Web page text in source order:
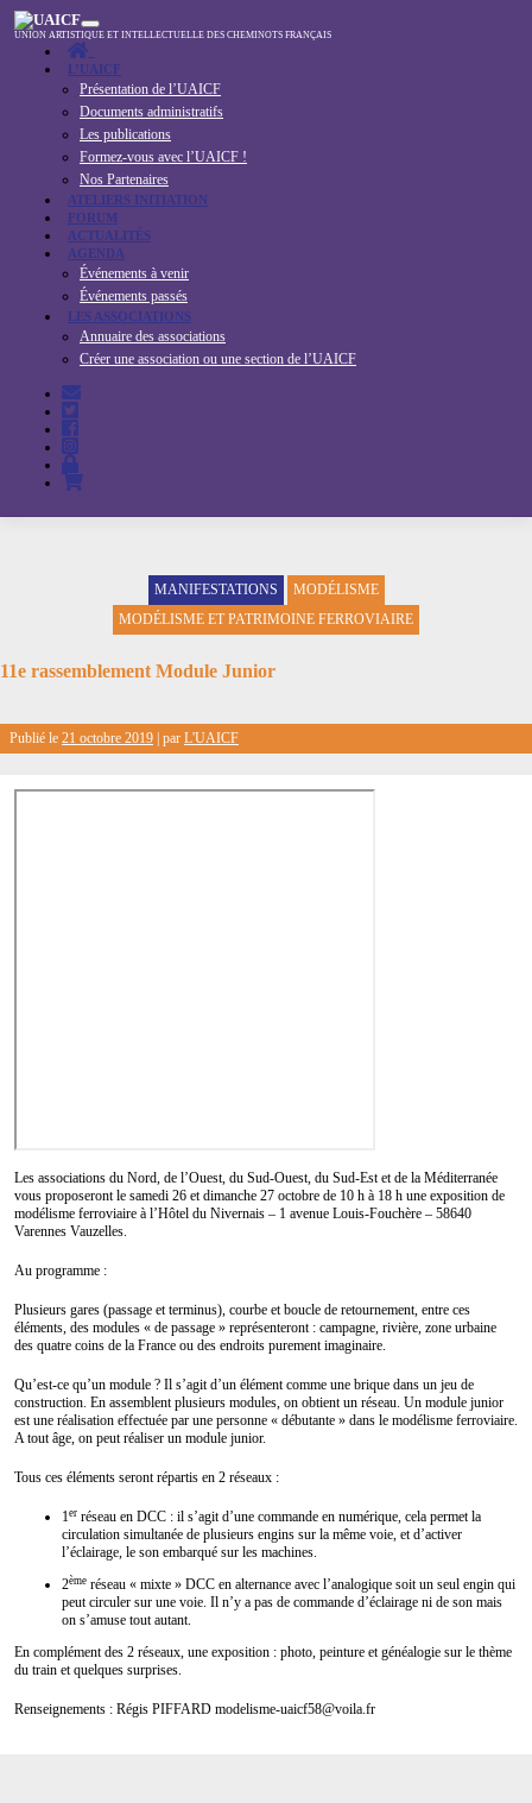
Skip
content
UNION ARTISTIQUE ET INTELLECTUELLE DES CHEMINOTS FRANÇAIS
L’UAICF
Présentation de l’UAICF
Documents administratifs
Les publications
Formez-vous avec l’UAICF !
Nos Partenaires
ATELIERS INITIATION
FORUM
ACTUALITÉS
AGENDA
Événements à venir
Événements passés
LES ASSOCIATIONS
Annuaire des associations
Créer une association ou une section de l’UAICF
MANIFESTATIONS
MODÉLISME
MODÉLISME ET PATRIMOINE FERROVIAIRE
11e rassemblement Module Junior
Publié le 21 octobre 2019 par L'UAICF
Les associations du Nord, de l’Ouest, du Sud-Ouest, du Sud-Est et de la Méditerranée
vous proposeront le samedi 26 et dimanche 27 octobre de 10 h à 18 h une exposition de
modélisme ferroviaire à l’Hôtel du Nivernais – 1 avenue Louis-Fouchère – 58640
Varennes Vauzelles.
Au programme :
Plusieurs gares (passage et terminus), courbe et boucle de retournement, entre ces
éléments, des modules « de passage » représenteront : campagne, rivière, zone urbaine
des quatre coins de la France ou des endroits purement imaginaire.
Qu’est-ce qu’un module ? Il s’agit d’un élément comme une brique dans un jeu de
construction. En assemblent plusieurs modules, on obtient un réseau. Un module junior
est une réalisation effectuée par une personne « débutante » dans le modélisme ferroviaire.
A tout âge, on peut réaliser un module junior.
Tous ces éléments seront répartis en 2 réseaux :
1er réseau en DCC : il s’agit d’une commande en numérique, cela permet la
circulation simultanée de plusieurs engins sur la même voie, et d’activer
l’éclairage, le son embarqué sur les machines.
2ème réseau « mixte » DCC en alternance avec l’analogique soit un seul engin qui
peut circuler sur une voie. Il n’y a pas de commande d’éclairage ni de son mais
on s’amuse tout autant.
En complément des 2 réseaux, une exposition : photo, peinture et généalogie sur le thème
du train et quelques surprises.
Renseignements : Régis PIFFARD modelisme-uaicf58@voila.fr